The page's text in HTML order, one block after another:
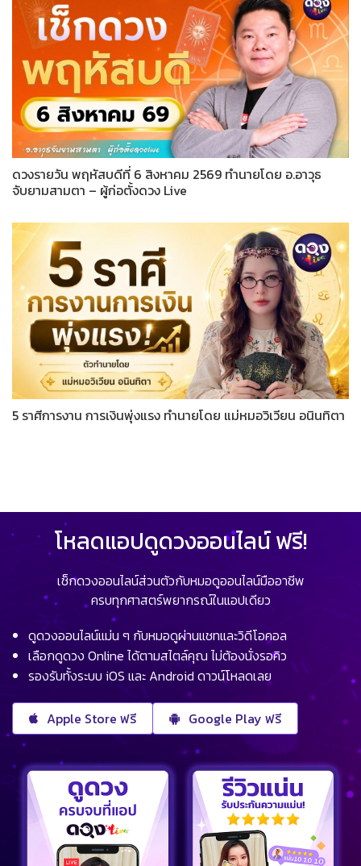
ดวงรายวัน พฤหัสบดีที่ 6 สิงหาคม 2569 ทำนายโดย อ.อาวุธ
จับยามสามตา – ผู้ก่อตั้งดวง Live
5 ราศีการงาน การเงินพุ่งแรง ทำนายโดย แม่หมอวิเวียน อนินทิตา
โหลดแอปดูดวงออนไลน์ ฟรี!
เช็กดวงออนไลน์ส่วนตัวกับหมอดูออนไลน์มืออาชีพ
ครบทุกศาสตร์พยากรณ์ในแอปเดียว
ดูดวงออนไลน์แม่น ๆ กับหมอดูผ่านแชทและวิดีโอคอล
เลือกดูดวง Online ได้ตามสไตล์คุณ ไม่ต้องนั่งรอคิว
รองรับทั้งระบบ iOS และ Android ดาวน์โหลดเลย
Apple Store ฟรี Google Play ฟรี